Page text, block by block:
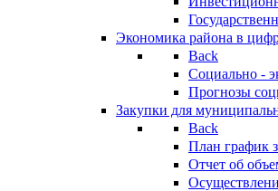
Экономика района в
Back
Социально -
Прогнозы
Закупки для
Back
План график
Отчет об